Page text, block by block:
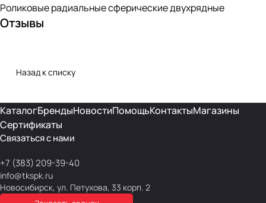
Роликовые радиальные сферические двухрядные
Отзывы
Назад к списку
КаталогБрендыНовостиПомощьКонтактыМагазины
Сертификаты
Связаться с нами
+7 (383) 209-39-40
info@tkspk.ru
Новосибирск, ул. Петухова, 33 корп. 2